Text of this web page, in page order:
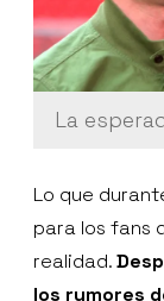
La
Lo que
para los fans
realidad.
los rumores